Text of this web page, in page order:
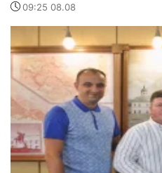
09:25 08.08